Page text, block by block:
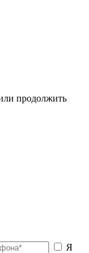
продолжить
Я